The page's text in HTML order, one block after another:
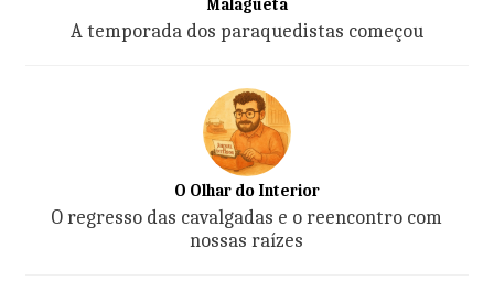
Malagueta
A temporada dos paraquedistas começou
O Olhar do Interior
O regresso das cavalgadas e o reencontro com
nossas raízes